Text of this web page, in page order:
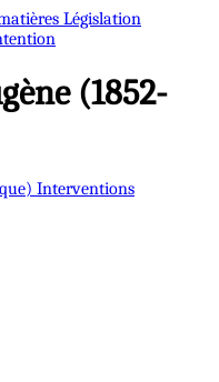
Législation
(1852-
Interventions